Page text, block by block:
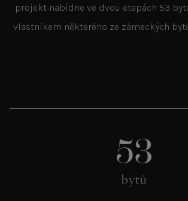
projekt nabídne ve dvou etapách 53
vlastníkem některého ze zámeckých
53
bytů